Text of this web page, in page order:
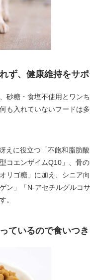
ず、健康維持をサ
砂糖・食塩不使用とワン
も入れていないフードは
えに役立つ「不飽和脂肪
コエンザイムQ10」、骨
リゴ糖」に加え、シニア
ン」「N-アセチルグルコ
。
ているので食いつき